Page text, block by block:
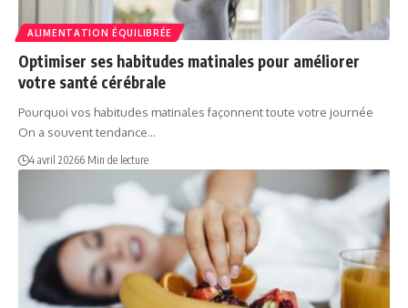
ALIMENTATION ÉQUILIBRÉE
Optimiser ses habitudes matinales pour améliorer
votre santé cérébrale
Pourquoi vos habitudes matinales façonnent toute votre journée
On a souvent tendance…
4 avril 20266 Min de lecture